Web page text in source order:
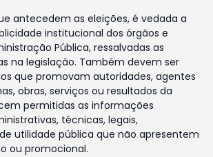
antecedem as eleições, é vedada a
institucional dos órgãos e
Pública, ressalvadas as
na legislação. Também devem ser
que promovam autoridades, agentes
obras, serviços ou resultados da
permitidas as informações
técnicas, legais,
utilidade pública que não apresentem
ou promocional.